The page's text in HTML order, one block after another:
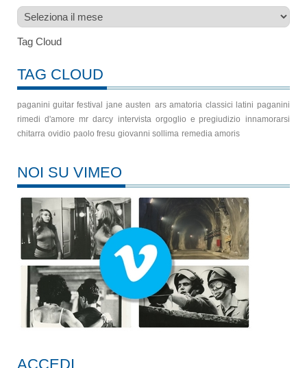
Archivio
Tag Cloud
TAG CLOUD
paganini guitar festival jane austen ars amatoria classici latini paganini
rimedi d'amore mr darcy intervista orgoglio e pregiudizio innamorarsi
chitarra ovidio paolo fresu giovanni sollima remedia amoris
NOI SU VIMEO
ACCEDI